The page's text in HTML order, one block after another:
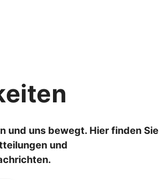
und uns bewegt. Hier finden Sie
und